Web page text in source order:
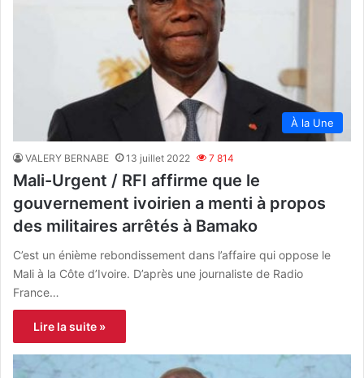
À la Une
VALERY BERNABE 13 juillet 2022 7 814
Mali-Urgent / RFI affirme que le
gouvernement ivoirien a menti à propos
des militaires arrêtés à Bamako
C’est un énième rebondissement dans l’affaire qui oppose le
Mali à la Côte d’Ivoire. D’après une journaliste de Radio
France…
Lire la suite »